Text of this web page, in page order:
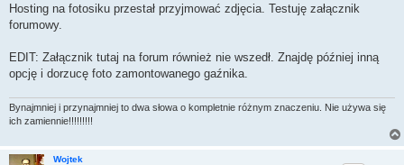
Hosting na fotosiku przestał przyjmować zdjęcia. Testuję załącznik
forumowy.
EDIT: Załącznik tutaj na forum również nie wszedł. Znajdę później inną
opcję i dorzucę foto zamontowanego gaźnika.
Bynajmniej i przynajmniej to dwa słowa o kompletnie różnym znaczeniu. Nie używa się
ich zamiennie!!!!!!!!!
Wojtek